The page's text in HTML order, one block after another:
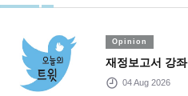
Opinion
재정보고서 강좌
04 Aug 2026